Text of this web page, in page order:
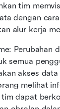
tim
dengan
alur kerja
Perubahan
semua
akses
melihat
dapat